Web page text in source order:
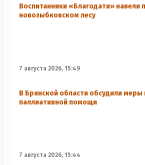
Воспитанники «Благодати» навели
новозыбковском лесу
7 августа 2026, 15:49
В Брянской области обсудили меры
паллиативной помощи
7 августа 2026, 15:44